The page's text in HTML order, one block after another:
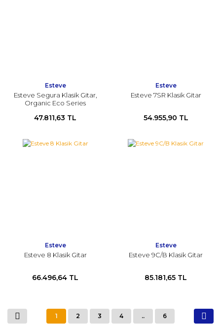
Esteve
Esteve Segura Klasik Gitar,
Organic Eco Series
47.811,63 TL
Esteve
Esteve 7SR Klasik Gitar
54.955,90 TL
Esteve
Esteve 8 Klasik Gitar
66.496,64 TL
Esteve
Esteve 9C/B Klasik Gitar
85.181,65 TL
1 2 3 4 .. 6